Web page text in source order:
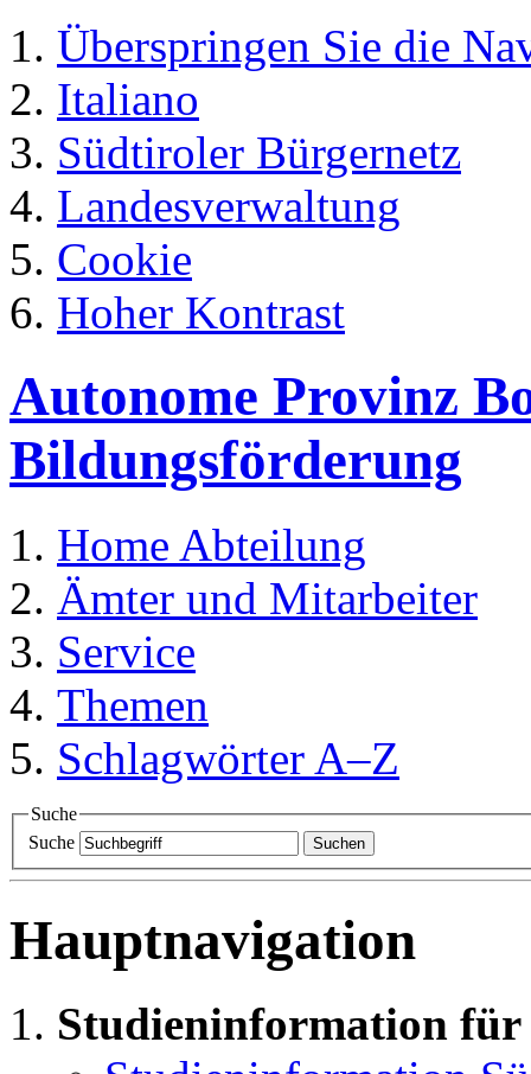
Überspringen Sie die
Italiano
Südtiroler Bürgernetz
Landesverwaltung
Cookie
Hoher Kontrast
Autonome Provinz
Bildungsförderung
Home Abteilung
Ämter und Mitarbeiter
Service
Themen
Schlagwörter A–Z
Suche
Suche
Suchen
Hauptnavigation
Studieninformation für